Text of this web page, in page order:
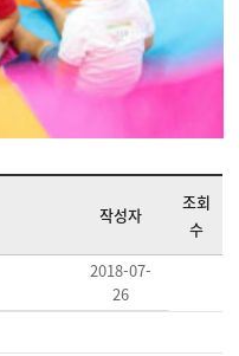
작성자
조회
수
2018-07-
26